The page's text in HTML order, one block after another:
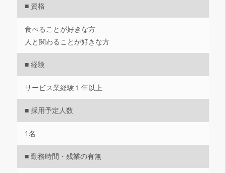
■ 資格
食べることが好きな方
人と関わることが好きな方
■ 経験
サービス業経験１年以上
■ 採用予定人数
1名
■ 勤務時間・残業の有無